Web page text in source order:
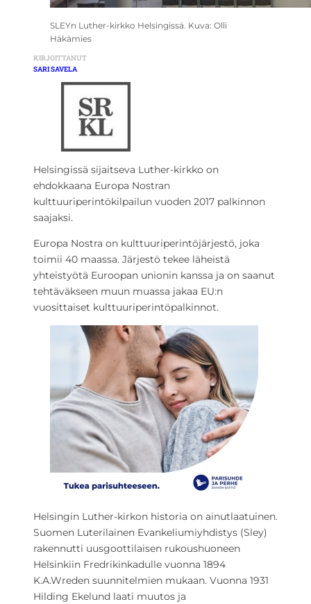
SLEYn Luther-kirkko Helsingissä. Kuva: Olli
Häkämies
KIRJOITTANUT
SARI SAVELA
Helsingissä sijaitseva Luther-kirkko on
ehdokkaana Europa Nostran
kulttuuriperintökilpailun vuoden 2017 palkinnon
saajaksi.
Europa Nostra on kulttuuriperintöjärjestö, joka
toimii 40 maassa. Järjestö tekee läheistä
yhteistyötä Euroopan unionin kanssa ja on saanut
tehtäväkseen muun muassa jakaa EU:n
vuosittaiset kulttuuriperintöpalkinnot.
Helsingin Luther-kirkon historia on ainutlaatuinen.
Suomen Luterilainen Evankeliumiyhdistys (Sley)
rakennutti uusgoottilaisen rukoushuoneen
Helsinkiin Fredrikinkadulle vuonna 1894
K.A.Wreden suunnitelmien mukaan. Vuonna 1931
Hilding Ekelund laati muutos­ ja